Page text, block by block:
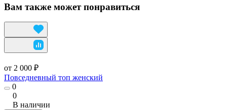
Вам также может понравиться
от 2 000 ₽
Повседневный топ женский
0
0
В наличии